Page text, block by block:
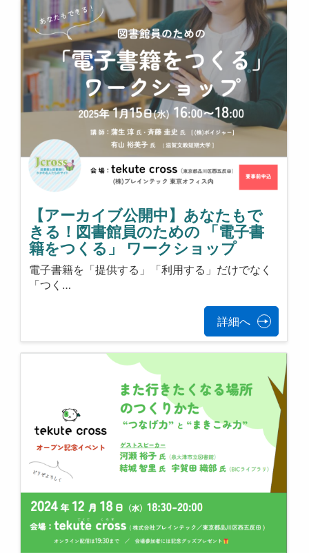
【アーカイブ公開中】あなたもで
きる！図書館員のための 「電子書
籍をつくる」 ワークショップ
電子書籍を「提供する」「利用する」だけでなく
「つく…
詳細へ